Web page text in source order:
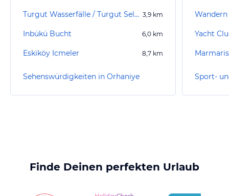
Turgut Wasserfälle / Turgut Selale 3,9 km
Inbükü Bucht 6,0 km
Eskiköy Icmeler 8,7 km
Sehenswürdigkeiten in Orhaniye
Yacht
Finde Deinen perfekten Urlaub